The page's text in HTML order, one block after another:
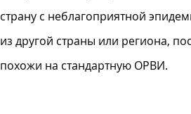
страну с неблагоприятной
из другой страны или региона,
похожи на стандартную ОРВИ.